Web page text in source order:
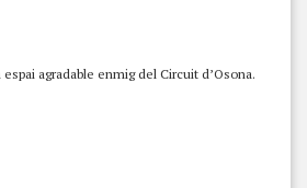
agradable enmig del Circuit d’Osona.